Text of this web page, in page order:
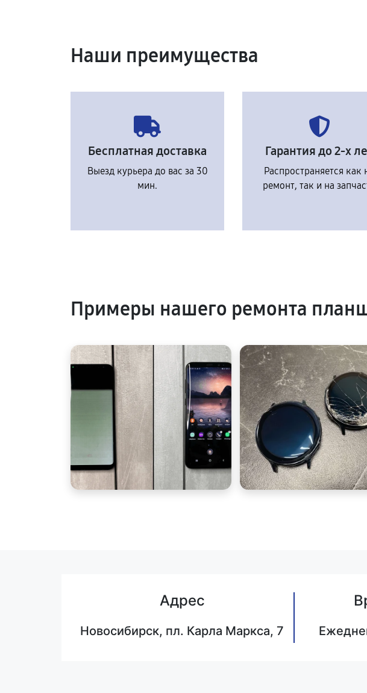
Наши преимущества
Бесплатная доставка
Выезд курьера до вас за 30
мин.
Гарантия до 2-х
Распространяется как
ремонт, так и на
Примеры нашего ремонта
Адрес
Новосибирск, пл. Карла Маркса, 7